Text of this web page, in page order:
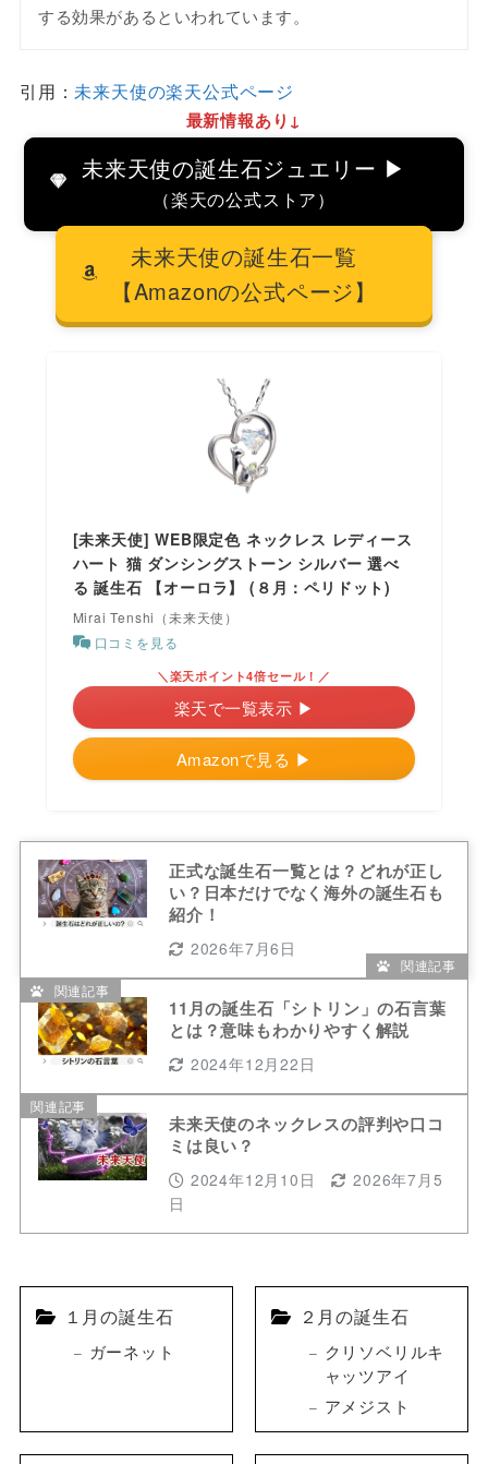
する効果があるといわれています。
引用：未来天使の楽天公式ページ
最新情報あり↓
未来天使の誕生石ジュエリー ▶
（楽天の公式ストア）
未来天使の誕生石一覧
【Amazonの公式ページ】
[未来天使] WEB限定色 ネックレス レディース
ハート 猫 ダンシングストーン シルバー 選べ
る 誕生石 【オーロラ】 (８月：ペリドット)
Mirai Tenshi（未来天使）
口コミを見る
Amazonで見る ▶
＼楽天ポイント4倍セール！／
楽天で一覧表示 ▶
関連記事
正式な誕生石一覧とは？どれが正し
い？日本だけでなく海外の誕生石も
紹介！
2026年7月6日
関連記事
11月の誕生石「シトリン」の石言葉
とは？意味もわかりやすく解説
2024年12月22日
関連記事
未来天使のネックレスの評判や口コ
ミは良い？
2024年12月10日
2026年7月5
日
１月の誕生石
ガーネット
２月の誕生石
クリソベリルキ
ャッツアイ
アメジスト